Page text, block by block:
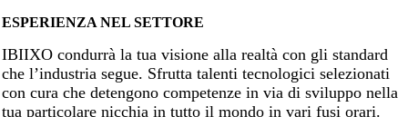
ESPERIENZA NEL SETTORE
IBIIXO condurrà la tua visione alla realtà con gli standard
che l’industria segue. Sfrutta talenti tecnologici selezionati
con cura che detengono competenze in via di sviluppo nella
tua particolare nicchia in tutto il mondo in vari fusi orari.